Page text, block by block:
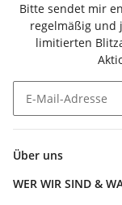
Bitte sendet mir
regelmäßig und
limitierten
Über uns
WER WIR SIND &